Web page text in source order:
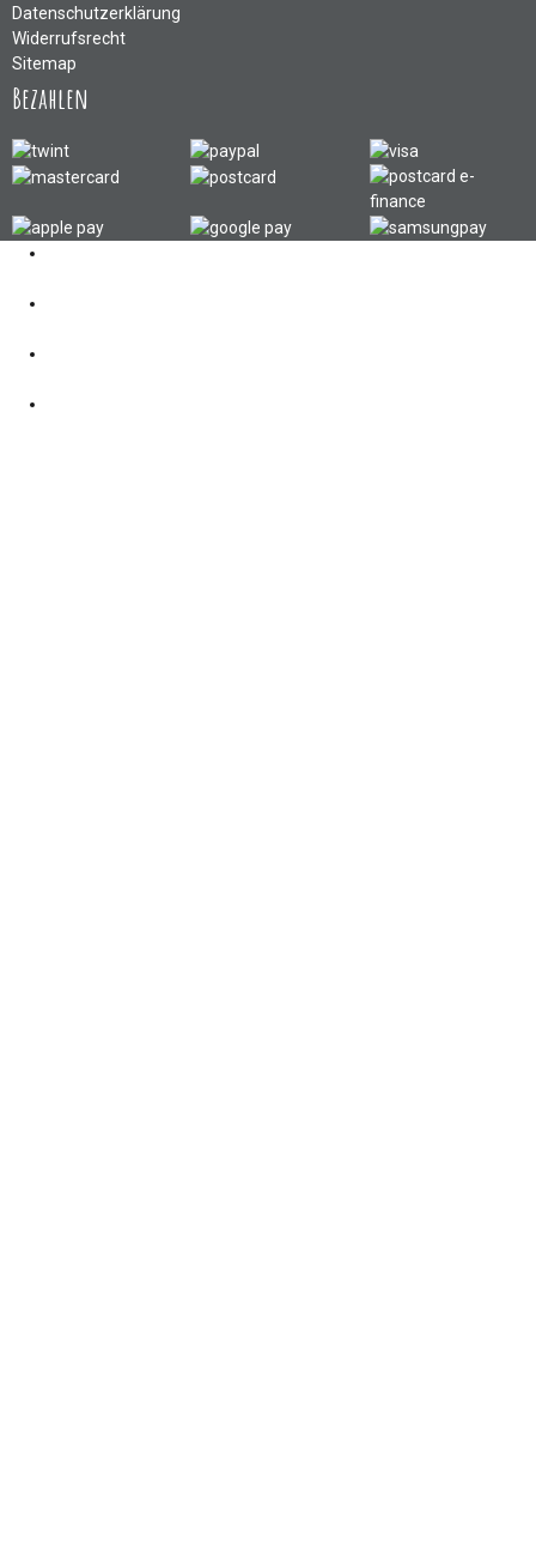
Datenschutzerklärung
Widerrufsrecht
Sitemap
Bezahlen